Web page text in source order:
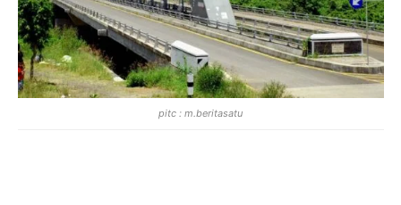
pitc : m.beritasatu